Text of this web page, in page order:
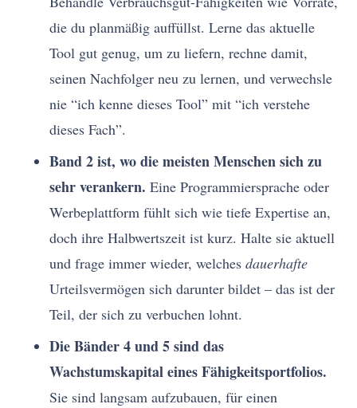
die du planmäßig auffüllst. Lerne das aktuelle
Tool gut genug, um zu liefern, rechne damit,
seinen Nachfolger neu zu lernen, und verwechsle
nie “ich kenne dieses Tool” mit “ich verstehe
dieses Fach”.
Band 2 ist, wo die meisten Menschen sich zu
sehr verankern. Eine Programmiersprache oder
Werbeplattform fühlt sich wie tiefe Expertise an,
doch ihre Halbwertszeit ist kurz. Halte sie aktuell
und frage immer wieder, welchesdauerhafte
Urteilsvermögen sich darunter bildet – das ist der
Teil, der sich zu verbuchen lohnt.
Die Bänder 4 und 5 sind das
Wachstumskapital eines Fähigkeitsportfolios.
Sie sind langsam aufzubauen, für einen